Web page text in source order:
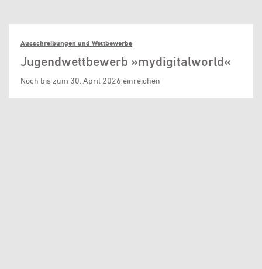
Ausschreibungen und Wettbewerbe
Jugendwettbewerb »mydigitalworld«
Noch bis zum 30. April 2026 einreichen